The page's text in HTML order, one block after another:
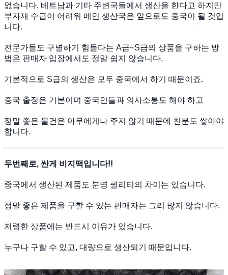
없습니다. 베트남과 기타 주변국들에서 생산을 한다고 하지만
부자재 수급이 어려워 메인 생산국은 앞으로도 중국이 될 것입
니다.
전문가들도 구별하기 힘들다는 A급~S급의 상품을 구하는 방
법은 판매자 입장에서도 정말 쉽지 않습니다.
기본적으로 S급의 생산은 모두 중국에서 하기 때문이죠.
중국 출장은 기본이며 중국인들과 의사소통도 해야 하고
정말 좋은 물건은 아무에게나 주지 않기 때문에 친분도 쌓아야
합니다.
두번째로, 싼게 비지떡입니다!!
중국에서 생산된 제품도 분명 퀄리티의 차이는 있습니다.
정말 좋은 제품을 구할 수 있는 판매자는 그리 많지 않습니다.
저렴한 상품에는 반드시 이유가 있습니다.
누구나 구할 수 있고, 대량으로 생산되기 때문입니다.